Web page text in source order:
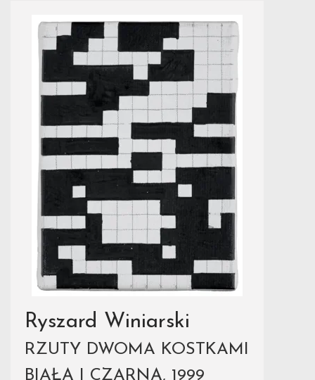
Ryszard Winiarski
RZUTY DWOMA KOSTKAMI
BIAŁĄ I CZARNĄ, 1999